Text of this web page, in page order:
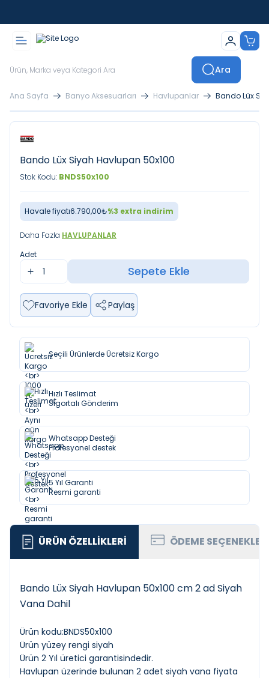
Ara
Ana Sayfa Banyo Aksesuarları Havlupanlar Bando Lüx
Bando Lüx Siyah Havlupan 50x100
Stok Kodu: BNDS50x100
Havale fiyatı6.790,00₺%3 extra indirim
Daha Fazla HAVLUPANLAR
Adet
Sepete Ekle
Favoriye Ekle Paylaş
Seçili Ürünlerde Ücretsiz Kargo
Hızlı Teslimat
Sigortalı Gönderim
Whatsapp Desteği
Profesyonel destek
5 Yıl Garanti
Resmi garanti
ÜRÜN ÖZELLIKLERI ÖDEME
Bando Lüx Siyah Havlupan 50x100 cm 2 ad Siyah
Vana Dahil
Ürün kodu:BNDS50x100
Ürün yüzey rengi siyah
Ürün 2 Yıl üretici garantisindedir.
Havlupan üzerinde bulunan 2 adet siyah vana fiyata